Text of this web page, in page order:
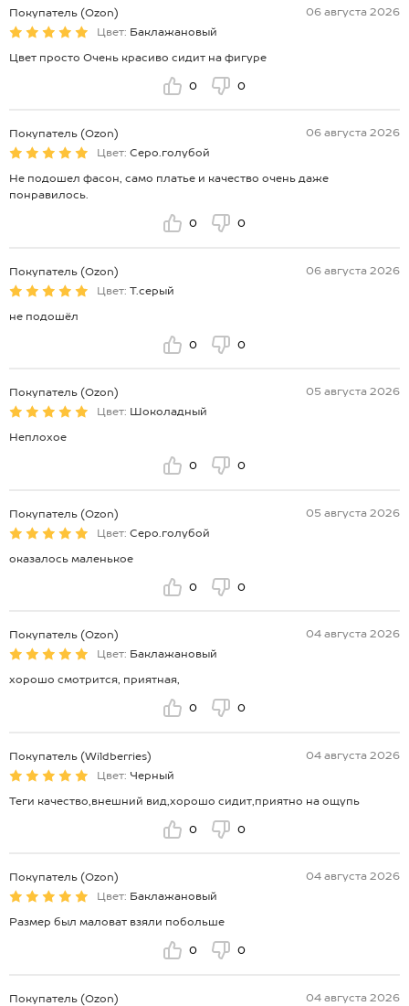
Покупатель (Ozon)
06 августа 2026
Цвет: Баклажановый
Цвет просто Очень красиво сидит на фигуре
0 0
Покупатель (Ozon)
06 августа 2026
Цвет: Серо.голубой
Не подошел фасон, само платье и качество очень даже
понравилось.
0 0
Покупатель (Ozon)
06 августа 2026
Цвет: Т.серый
не подошёл
0 0
Покупатель (Ozon)
05 августа 2026
Цвет: Шоколадный
Неплохое
0 0
Покупатель (Ozon)
05 августа 2026
Цвет: Серо.голубой
оказалось маленькое
0 0
Покупатель (Ozon)
04 августа 2026
Цвет: Баклажановый
хорошо смотрится, приятная,
0 0
Покупатель (Wildberries)
04 августа 2026
Цвет: Черный
Теги качество,внешний вид,хорошо сидит,приятно на ощупь
0 0
Покупатель (Ozon)
04 августа 2026
Цвет: Баклажановый
Размер был маловат взяли побольше
0 0
Покупатель (Ozon)
04 августа 2026